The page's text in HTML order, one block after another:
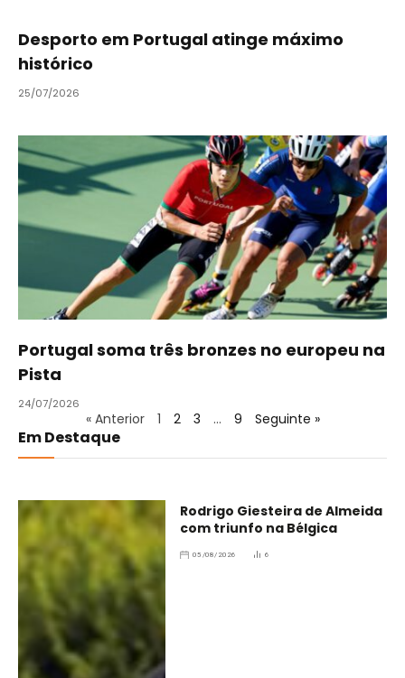
Desporto em Portugal atinge máximo
histórico
25/07/2026
Portugal soma três bronzes no europeu na
Pista
24/07/2026
« Anterior 1 2 3 … 9 Seguinte »
Em Destaque
Rodrigo Giesteira de Almeida
com triunfo na Bélgica
05/08/2026 6